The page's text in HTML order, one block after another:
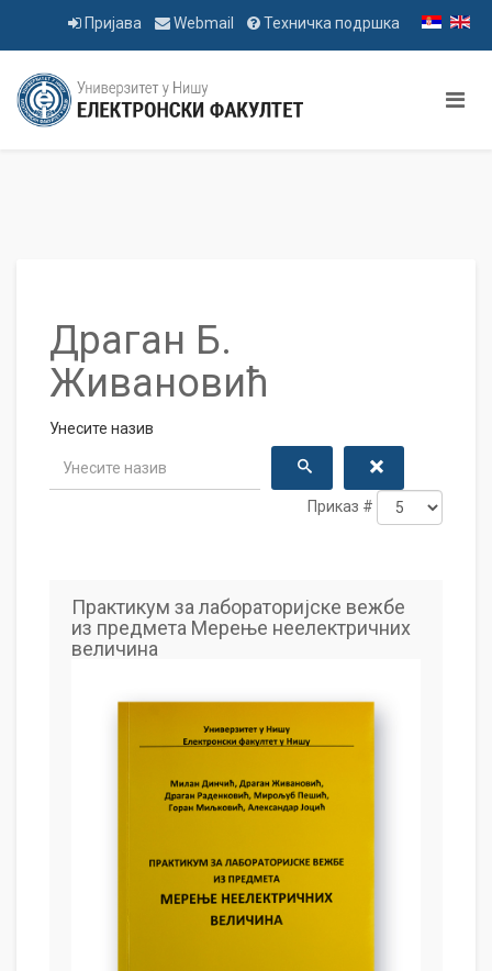
Пријава Webmail Техничка подршка
Драган Б.
Живановић
Унесите назив
Приказ #
Практикум за лабораторијске вежбе
из предмета Мерење неелектричних
величина